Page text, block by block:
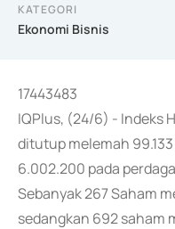
KATEGORI
Ekonomi Bisnis
17443483
IQPlus, (24/6) - Indeks
ditutup melemah
6.002.200 pada
Sebanyak 267 Saham
sedangkan 692 saham